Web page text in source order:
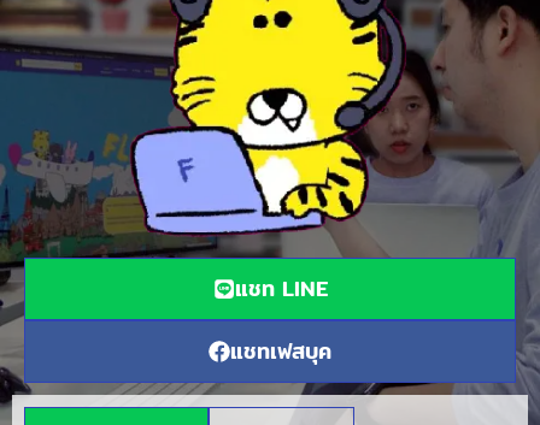
แชท LINE
แชทเฟสบุค